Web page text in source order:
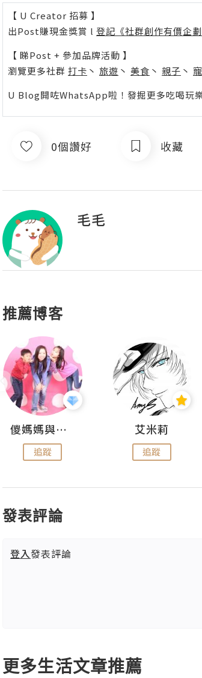
【 U Creator 招募 】
出Post賺現金獎賞 l 登記《社群創作有價企劃
【 睇Post + 參加品牌活動 】
瀏覽更多社群 打卡 丶 旅遊 丶 美食 丶 親子 丶
U Blog開咗WhatsApp啦！發掘更多吃喝玩
0個讚好 收藏
毛毛
推薦博客
儍媽媽與兩隻小魔怪之家
追蹤
艾米莉
追蹤
發表評論
登入發表評論
更多生活文章推薦